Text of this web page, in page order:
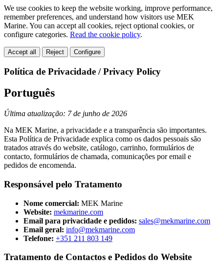
We use cookies to keep the website working, improve performance,
remember preferences, and understand how visitors use MEK
Marine. You can accept all cookies, reject optional cookies, or
configure categories. Read the cookie policy.
Accept all Reject Configure
Política de Privacidade / Privacy Policy
Português
Última atualização: 7 de junho de 2026
Na MEK Marine, a privacidade e a transparência são importantes.
Esta Política de Privacidade explica como os dados pessoais são
tratados através do website, catálogo, carrinho, formulários de
contacto, formulários de chamada, comunicações por email e
pedidos de encomenda.
Responsável pelo Tratamento
Nome comercial: MEK Marine
Website: mekmarine.com
Email para privacidade e pedidos: sales@mekmarine.com
Email geral: info@mekmarine.com
Telefone: +351 211 803 149
Tratamento de Contactos e Pedidos do Website